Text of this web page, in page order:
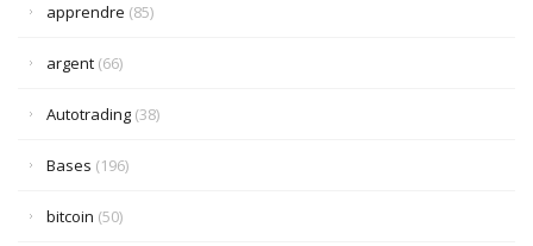
apprendre (85)
argent (66)
Autotrading (38)
Bases (196)
bitcoin (50)